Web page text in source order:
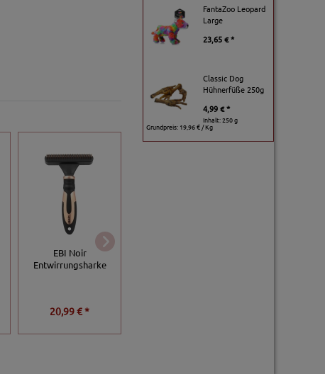
EBI Noir
Entwirrungsharke
20,99 € *
FantaZoo Leopard
Large
23,65 € *
Classic Dog
Hühnerfüße 250g
4,99 € *
Inhalt: 250 g
Grundpreis: 19,96 € / Kg